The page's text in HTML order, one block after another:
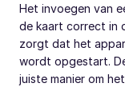
Het invoegen van
de kaart correct in
zorgt dat het
wordt opgestart.
juiste manier om